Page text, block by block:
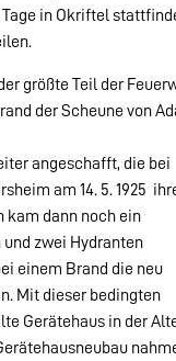
in Okriftel
größte Teil der
der Scheune von
angeschafft, die bei
am 14. 5. 1925
kam dann noch ein
und zwei Hydranten
einem Brand die neu
Mit dieser bedingten
Gerätehaus in der